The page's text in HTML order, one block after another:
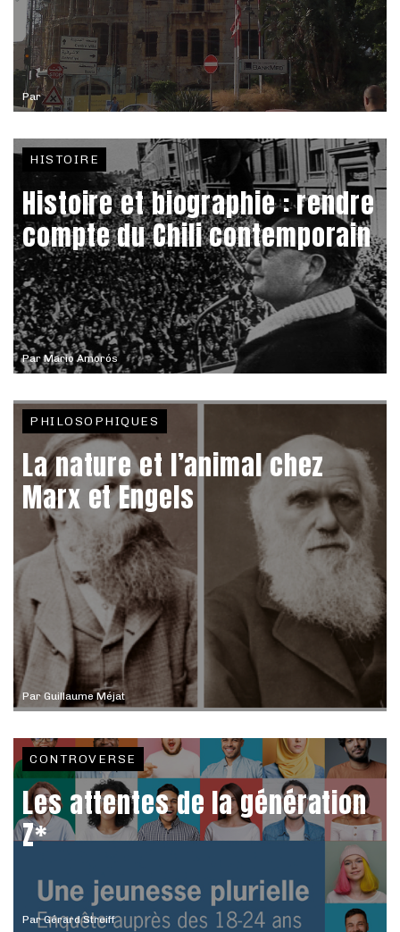
Par
ParMario Amorós
HISTOIRE
Histoire et biographie : rendre
compte du Chili contemporain
Par Guillaume Méjat
PHILOSOPHIQUES
La nature et l’animal chez
Marx et Engels
ParGérard Streiff
CONTROVERSE
Les attentes de la génération
Z*